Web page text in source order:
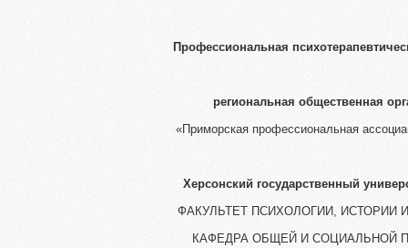
Профессиональная
региональная общественная
«Приморская профессиональная
Херсонский государственный
ФАКУЛЬТЕТ ПСИХОЛОГИИ, ИСТОРИИ
КАФЕДРА ОБЩЕЙ И СОЦИАЛЬНОЙ